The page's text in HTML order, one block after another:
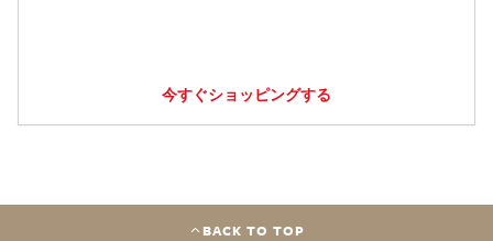
今すぐショッピングする
BACK TO TOP